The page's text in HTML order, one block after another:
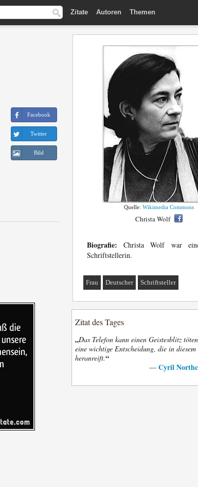
Zitate Autoren Themen
Facebook
Twitter
Bild
Quelle: Wikimedia Commons
Christa Wolf
Biografie: Christa Wolf war
Schriftstellerin.
Frau Deutscher Schriftsteller
Zitat des Tages
„Das Telefon kann einen Geistesblitz
eine wichtige Entscheidung, die in
heranreift.“
— Cyril